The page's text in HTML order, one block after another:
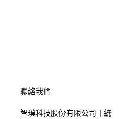
聯絡我們
智璞科技股份有限公司
| 統